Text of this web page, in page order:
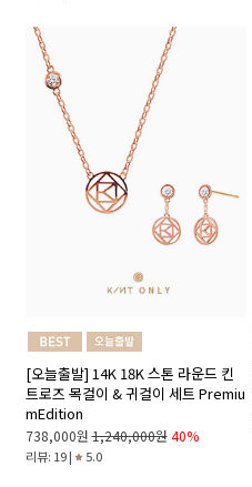
[오늘출발] 14K 18K 스톤 라운드 킨
트로즈 목걸이 & 귀걸이 세트 Premiu
mEdition
738,000원 1,240,000원 40%
리뷰: 19 | 5.0